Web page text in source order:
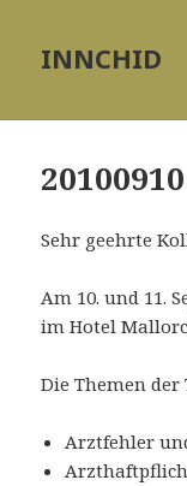
INNCHID
Sehr geehrte
Am 10. und 11.
im Hotel
Die Themen
Arztfehler